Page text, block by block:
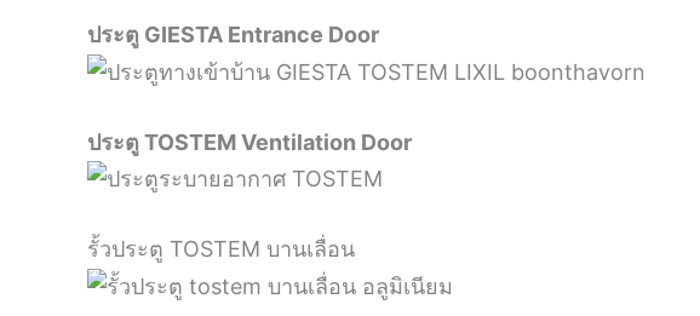
ประตู GIESTA Entrance Door
ประตู TOSTEM Ventilation Door
รั้วประตู TOSTEM บานเลื่อน